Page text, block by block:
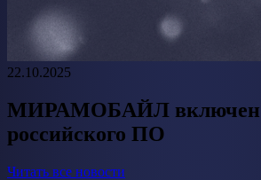
22.10.2025
МИРАМОБАЙЛ включен
российского ПО
Читать все новости